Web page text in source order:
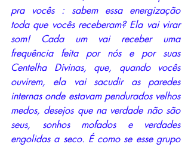
pra vocês : sabem essa energização
toda que vocês receberam? Ela vai virar
som! Cada um vai receber uma
frequência feita por nós e por suas
Centelha Divinas, que, quando vocês
ouvirem, ela vai sacudir as paredes
internas onde estavam pendurados velhos
medos, desejos que na verdade não são
seus, sonhos mofados e verdades
engolidas a seco. É como se esse grupo